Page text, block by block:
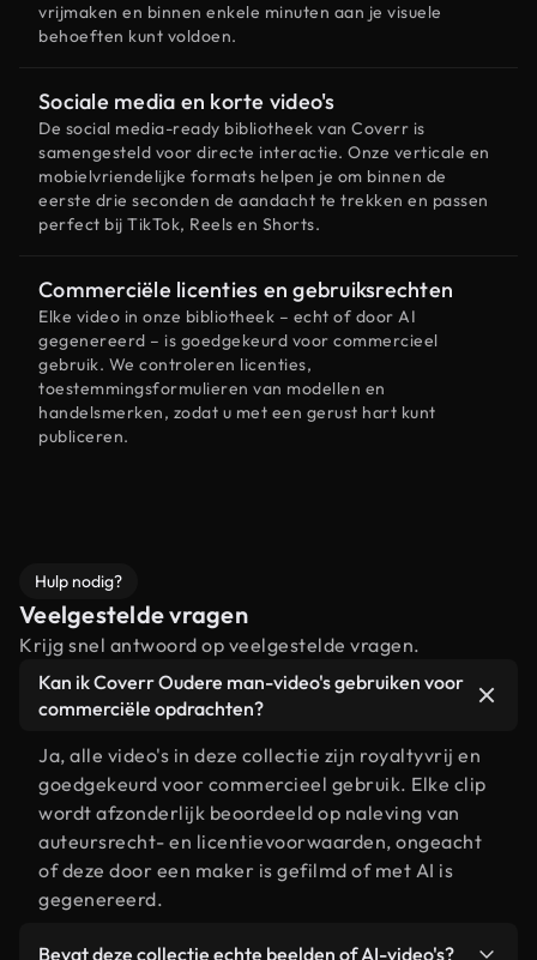
vrijmaken en binnen enkele minuten aan je visuele
behoeften kunt voldoen.
Sociale media en korte video's
De social media-ready bibliotheek van Coverr is
samengesteld voor directe interactie. Onze verticale en
mobielvriendelijke formats helpen je om binnen de
eerste drie seconden de aandacht te trekken en passen
perfect bij TikTok, Reels en Shorts.
Commerciële licenties en gebruiksrechten
Elke video in onze bibliotheek – echt of door AI
gegenereerd – is goedgekeurd voor commercieel
gebruik. We controleren licenties,
toestemmingsformulieren van modellen en
handelsmerken, zodat u met een gerust hart kunt
publiceren.
Hulp nodig?
Veelgestelde vragen
Krijg snel antwoord op veelgestelde vragen.
Kan ik Coverr Oudere man-video's gebruiken voor
commerciële opdrachten?
Ja, alle video's in deze collectie zijn royaltyvrij en
goedgekeurd voor commercieel gebruik. Elke clip
wordt afzonderlijk beoordeeld op naleving van
auteursrecht- en licentievoorwaarden, ongeacht
of deze door een maker is gefilmd of met AI is
gegenereerd.
Bevat deze collectie echte beelden of AI-video's?